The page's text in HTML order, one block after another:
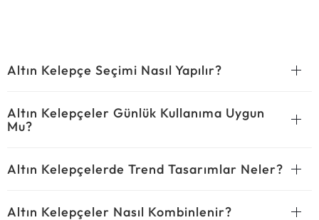
Altın Kelepçe Seçimi Nasıl Yapılır?
Altın Kelepçeler Günlük Kullanıma Uygun
Mu?
Altın Kelepçelerde Trend Tasarımlar Neler?
Altın Kelepçeler Nasıl Kombinlenir?